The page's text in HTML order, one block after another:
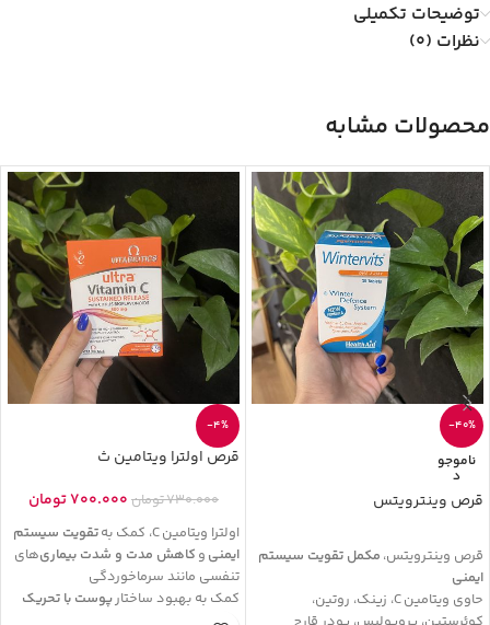
توضیحات تکمیلی
نظرات (0)
محصولات مشابه
-40%
ناموجو
د
قرص وینترویتس
قرص وینترویتس، مکمل تقویت سیستم
ایمنی
حاوی ویتامینC، زینک، روتین،
-4%
قرص اولترا ویتامین ث
730.000تومان 700.000تومان
اولترا ویتامینC، کمک بهتقویت سیستم
ایمنی و کاهش مدت و شدت بیماری‌های
تنفسی مانند سرماخوردگی
کمک به بهبود ساختارپوست با تحریک
تولید کلاژن